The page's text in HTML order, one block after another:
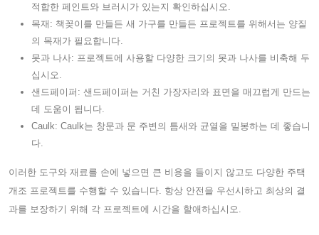
적합한 페인트와 브러시가 있는지 확인하십시오.
목재: 책꽂이를 만들든 새 가구를 만들든 프로젝트를 위해서는 양질
의 목재가 필요합니다.
못과 나사: 프로젝트에 사용할 다양한 크기의 못과 나사를 비축해 두
십시오.
샌드페이퍼: 샌드페이퍼는 거친 가장자리와 표면을 매끄럽게 만드는
데 도움이 됩니다.
Caulk: Caulk는 창문과 문 주변의 틈새와 균열을 밀봉하는 데 좋습니
다.
이러한 도구와 재료를 손에 넣으면 큰 비용을 들이지 않고도 다양한 주택
개조 프로젝트를 수행할 수 있습니다. 항상 안전을 우선시하고 최상의 결
과를 보장하기 위해 각 프로젝트에 시간을 할애하십시오.